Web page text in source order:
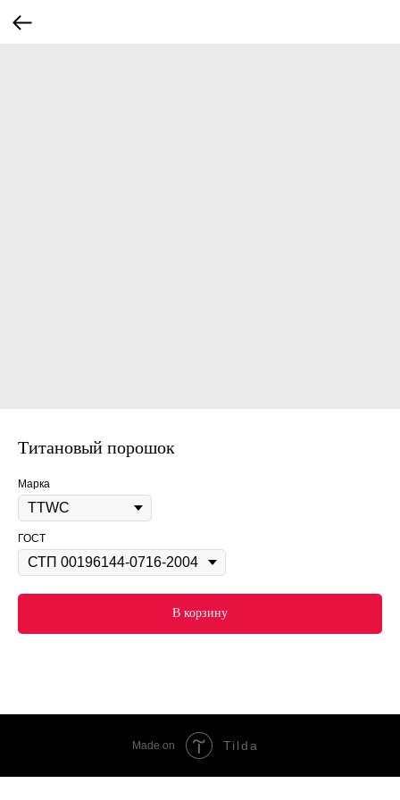
Титановый порошок
Марка
ГОСТ
В корзину
Made on Tilda